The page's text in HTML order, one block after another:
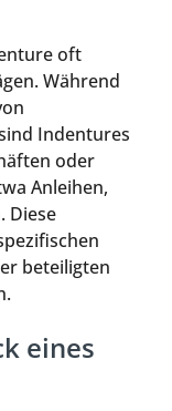
oft
Während
Indentures
oder
Anleihen,
Diese
beteiligten
eines